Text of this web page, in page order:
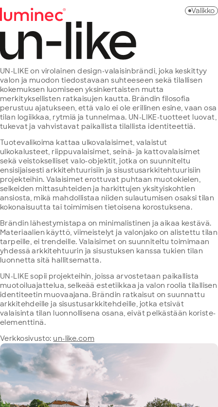
sisältöön
Valikko
UN-LIKE on virolainen design-valaisinbrändi, joka keskittyy
valon ja muodon tiedostavaan suhteeseen sekä tilallisen
kokemuksen luomiseen yksinkertaisten mutta
merkityksellisten ratkaisujen kautta. Brändin filosofia
perustuu ajatukseen, että valo ei ole erillinen esine, vaan osa
tilan logiikkaa, rytmiä ja tunnelmaa. UN-LIKE-tuotteet luovat,
tukevat ja vahvistavat paikallista tilallista identiteettiä.
Tuotevalikoima kattaa ulkovalaisimet, valaistut
ulkokalusteet, riippuvalaisimet, seinä- ja kattovalaisimet
sekä veistokselliset valo-objektit, jotka on suunniteltu
ensisijaisesti arkkitehtuurisiin ja sisustusarkkitehtuurisiin
projekteihin. Valaisimet erottuvat puhtaan muotokielen,
selkeiden mittasuhteiden ja harkittujen yksityiskohtien
ansiosta, mikä mahdollistaa niiden sulautumisen osaksi tilan
kokonaisuutta tai toimimisen tietoisena korostuksena.
Brändin lähestymistapa on minimalistinen ja aikaa kestävä.
Materiaalien käyttö, viimeistelyt ja valonjako on alistettu tilan
tarpeille, ei trendeille. Valaisimet on suunniteltu toimimaan
yhdessä arkkitehtuurin ja sisustuksen kanssa tukien tilan
luonnetta sitä hallitsematta.
UN-LIKE sopii projekteihin, joissa arvostetaan paikallista
muotoiluajattelua, selkeää estetiikkaa ja valon roolia tilallisen
identiteetin muovaajana. Brändin ratkaisut on suunnattu
arkkitehdeille ja sisustusarkkitehdeille, jotka etsivät
valaisinta tilan luonnollisena osana, eivät pelkästään koriste-
elementtinä.
Verkkosivusto: un-like.com